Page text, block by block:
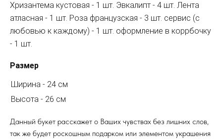
Хризантема кустовая - 1 шт. Эвкалипт - 4 шт. Лента
атласная - 1 шт. Роза французская - 3 шт. сервис (с
любовью к каждому) - 1 шт. оформление в коррбочку
- 1 шт.
Размер
Ширина - 24 см
Высота - 26 см
Данный букет расскажет о Ваших чувствах без лишних слов,
так же будет роскошным подарком или элементом украшения